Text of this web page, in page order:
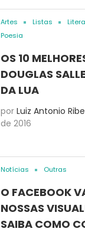
Artes Listas
Poesia
OS 10
DOUGLAS
DA LUA
por Luiz Antonio
de 2016
Notícias Outras
O FACEBOOK
NOSSAS
SAIBA COMO